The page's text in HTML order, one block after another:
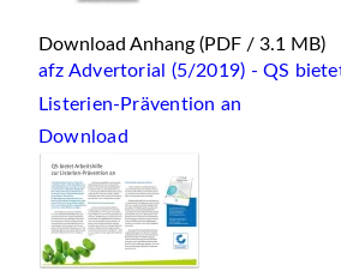
Download Anhang (PDF / 3.1 MB)
afz Advertorial (5/2019) - QS
Listerien-Prävention an
Download